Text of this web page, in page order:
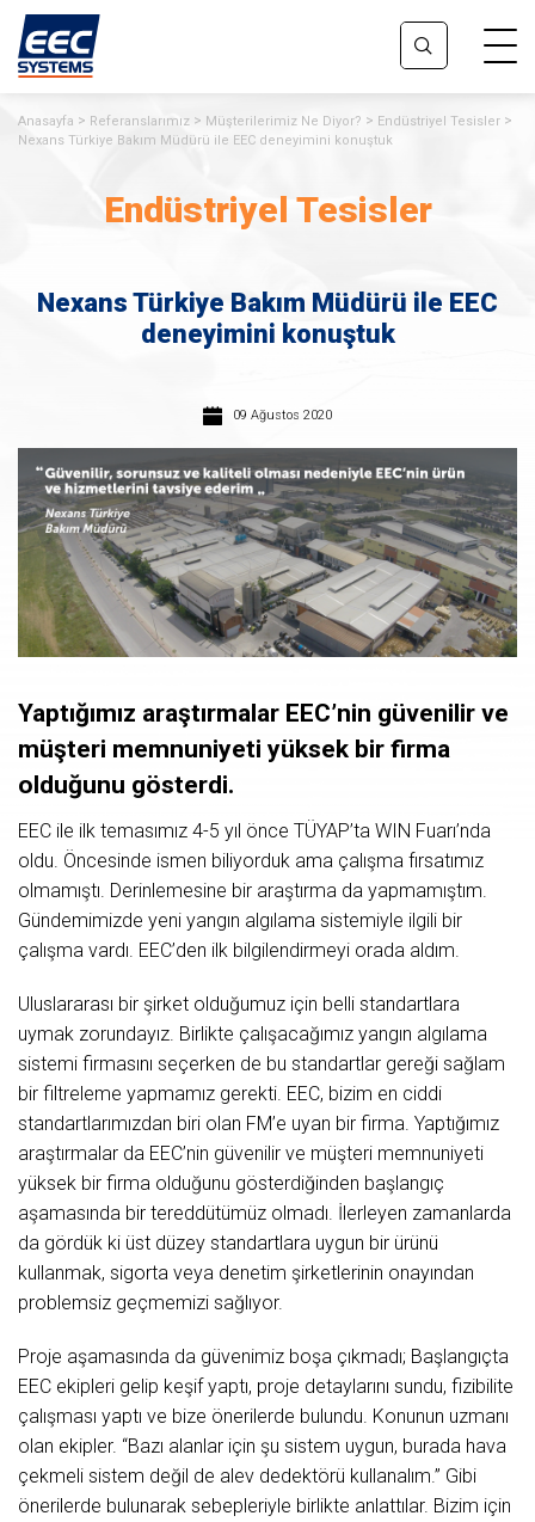
Anasayfa Referanslarımız Müşterilerimiz Ne Diyor?
Endüstriyel Tesisler
Nexans Türkiye Bakım Müdürü ile EEC deneyimini konuştuk
Endüstriyel Tesisler
Nexans Türkiye Bakım Müdürü ile EEC
deneyimini konuştuk
09 Ağustos 2020
Yaptığımız araştırmalar EEC’nin güvenilir ve
müşteri memnuniyeti yüksek bir firma
olduğunu gösterdi.
EEC ile ilk temasımız 4-5 yıl önce TÜYAP’ta WIN Fuarı’nda
oldu. Öncesinde ismen biliyorduk ama çalışma fırsatımız
olmamıştı. Derinlemesine bir araştırma da yapmamıştım.
Gündemimizde yeni yangın algılama sistemiyle ilgili bir
çalışma vardı. EEC’den ilk bilgilendirmeyi orada aldım.
Uluslararası bir şirket olduğumuz için belli standartlara
uymak zorundayız. Birlikte çalışacağımız yangın algılama
sistemi firmasını seçerken de bu standartlar gereği sağlam
bir filtreleme yapmamız gerekti. EEC, bizim en ciddi
standartlarımızdan biri olan FM’e uyan bir firma. Yaptığımız
araştırmalar da EEC’nin güvenilir ve müşteri memnuniyeti
yüksek bir firma olduğunu gösterdiğinden başlangıç
aşamasında bir tereddütümüz olmadı. İlerleyen zamanlarda
da gördük ki üst düzey standartlara uygun bir ürünü
kullanmak, sigorta veya denetim şirketlerinin onayından
problemsiz geçmemizi sağlıyor.
Proje aşamasında da güvenimiz boşa çıkmadı; Başlangıçta
EEC ekipleri gelip keşif yaptı, proje detaylarını sundu, fizibilite
çalışması yaptı ve bize önerilerde bulundu. Konunun uzmanı
olan ekipler. “Bazı alanlar için şu sistem uygun, burada hava
çekmeli sistem değil de alev dedektörü kullanalım.” Gibi
önerilerde bulunarak sebepleriyle birlikte anlattılar. Bizim için